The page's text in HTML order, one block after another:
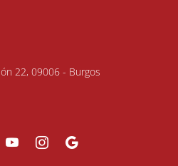
22, 09006 - Burgos